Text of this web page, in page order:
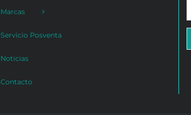
Marcas
Servicio Posventa
Noticias
Contacto